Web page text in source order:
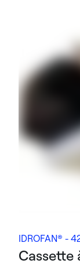
IDROFAN® -
Cassette